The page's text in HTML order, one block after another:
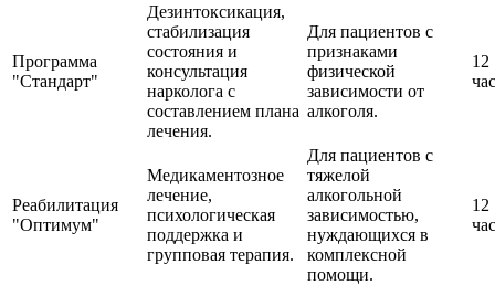
Программа
"Стандарт"
Дезинтоксикация,
стабилизация
состояния и
консультация
нарколога с
составлением плана
лечения.
Для пациентов с
признаками
физической
зависимости от
алкоголя.
12
Реабилитация
"Оптимум"
Медикаментозное
лечение,
психологическая
поддержка и
групповая терапия.
Для пациентов с
тяжелой
алкогольной
зависимостью,
нуждающихся в
комплексной
помощи.
12